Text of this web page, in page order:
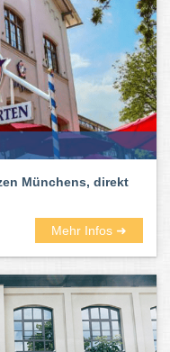
Münchens, direkt
Mehr Infos ➜